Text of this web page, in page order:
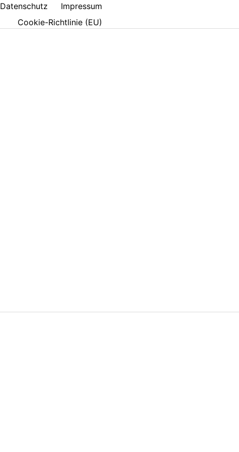
Datenschutz
Impressum
Cookie-Richtlinie (EU)